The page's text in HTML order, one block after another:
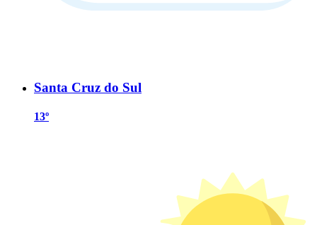
Santa Cruz do Sul
13º